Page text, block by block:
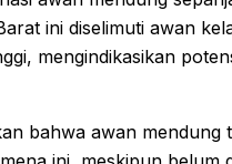
ini diselimuti awan
mengindikasikan
bahwa awan mendung